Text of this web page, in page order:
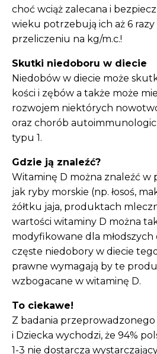
choć wciąż zalecana i
wieku potrzebują ich aż 6
przeliczeniu na kg/m.c.!
Skutki niedoboru w diecie
Niedobów w diecie może
kości i zębów a także może
rozwojem niektórych
oraz chorób
typu 1.
Gdzie ją znaleźć?
Witaminę D można znaleźć
jak ryby morskie (np. łosoś,
żółtku jaja, produktach
wartości witaminy D można
modyfikowane dla młodszych
częste niedobory w diecie
prawne wymagają by te
wzbogacane w witaminę D.
To ciekawe!
Z badania
i Dziecka wychodzi, że 94%
1-3 nie dostarcza